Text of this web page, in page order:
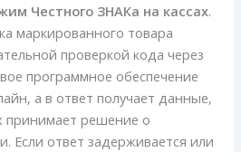
Честного ЗНАКа на кассах.
маркированного товара
проверкой кода через
программное обеспечение
а в ответ получает данные,
принимает решение о
Если ответ задерживается или